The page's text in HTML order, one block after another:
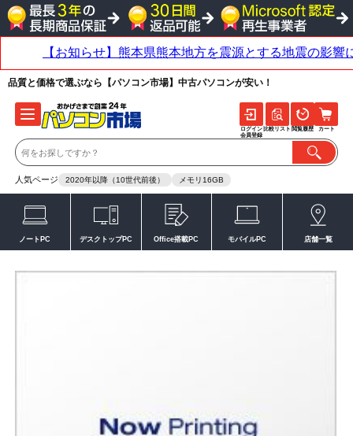
品質と価格で選ぶなら【パソコン市場】中古パソコンが安い！
人気ページ 2020年以降（10世代前後） メモリ16GB
ログイン
会員登録
比較リスト 閲覧履歴 カート
ノートPC デスクトップPC Office搭載PC モバイルPC 店舗一覧